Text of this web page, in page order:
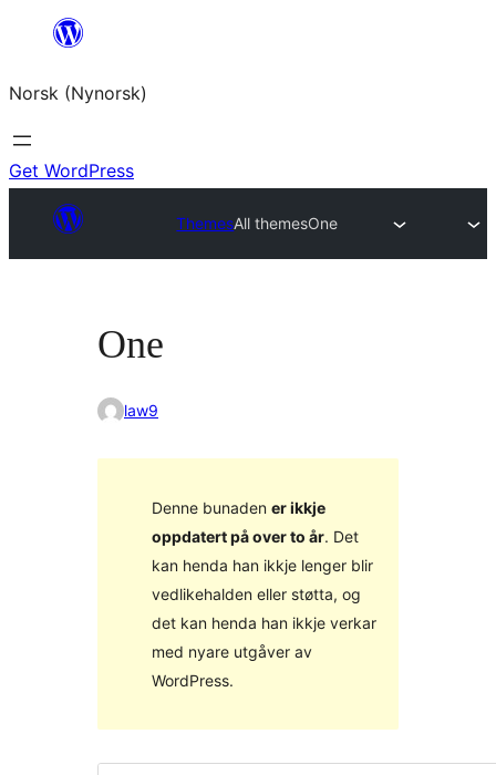
content
Norsk (Nynorsk)
Get WordPress
ThemesAll themesOne
One
law9
Denne bunaden er ikkje
oppdatert på over to år. Det
kan henda han ikkje lenger blir
vedlikehalden eller støtta, og
det kan henda han ikkje verkar
med nyare utgåver av
WordPress.